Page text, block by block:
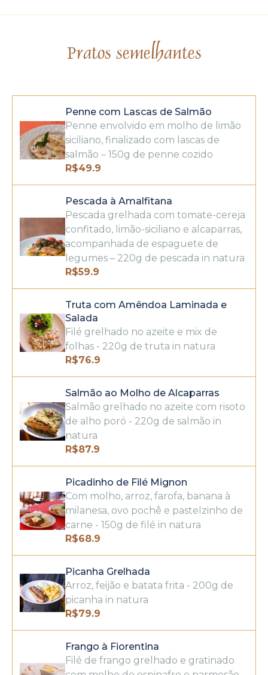
Pratos semelhantes
Penne com Lascas de Salmão
Penne envolvido em molho de limão
siciliano, finalizado com lascas de
salmão – 150g de penne cozido
R$49.9
Pescada à Amalfitana
Pescada grelhada com tomate-cereja
confitado, limão-siciliano e alcaparras,
acompanhada de espaguete de
legumes – 220g de pescada in natura
R$59.9
Truta com Amêndoa Laminada e
Salada
Filé grelhado no azeite e mix de
folhas - 220g de truta in natura
R$76.9
Salmão ao Molho de Alcaparras
Salmão grelhado no azeite com risoto
de alho poró - 220g de salmão in
natura
R$87.9
Picadinho de Filé Mignon
Com molho, arroz, farofa, banana à
milanesa, ovo pochê e pastelzinho de
carne - 150g de filé in natura
R$68.9
Picanha Grelhada
Arroz, feijão e batata frita - 200g de
picanha in natura
R$79.9
Frango à Fiorentina
Filé de frango grelhado e gratinado